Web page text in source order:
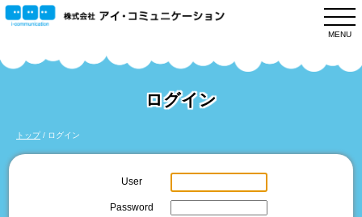
このページの本文へ
MENU
ログイン
現
在
トップ/ ログイン
User
Password